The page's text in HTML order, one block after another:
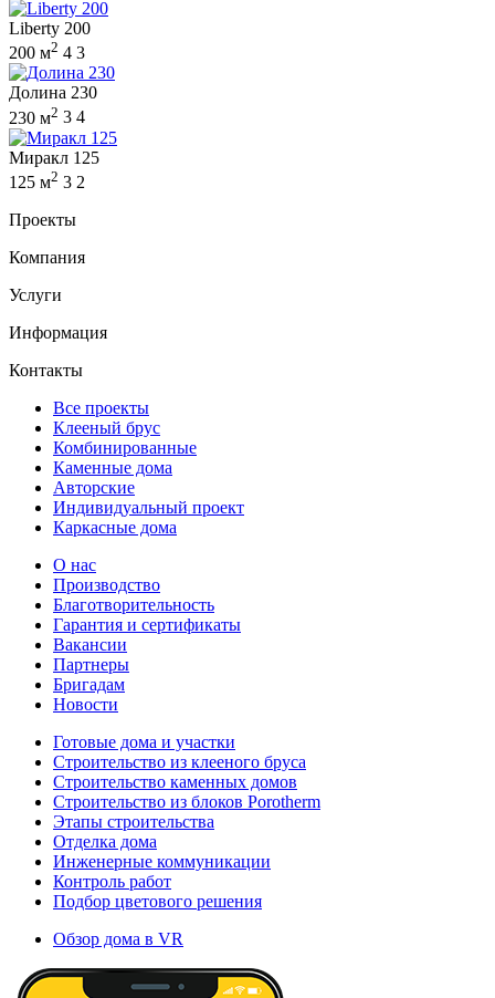
Liberty 200
200 м2 4 3
Долина 230
230 м2 3 4
Миракл 125
125 м2 3 2
Проекты
Компания
Услуги
Информация
Контакты
Все проекты
Клееный брус
Комбинированные
Каменные дома
Авторские
Индивидуальный проект
Каркасные дома
О нас
Производство
Благотворительность
Гарантия и сертификаты
Вакансии
Партнеры
Бригадам
Новости
Готовые дома и участки
Строительство из клееного бруса
Строительство каменных домов
Строительство из блоков Porotherm
Этапы строительства
Отделка дома
Инженерные коммуникации
Контроль работ
Подбор цветового решения
Обзор дома в VR